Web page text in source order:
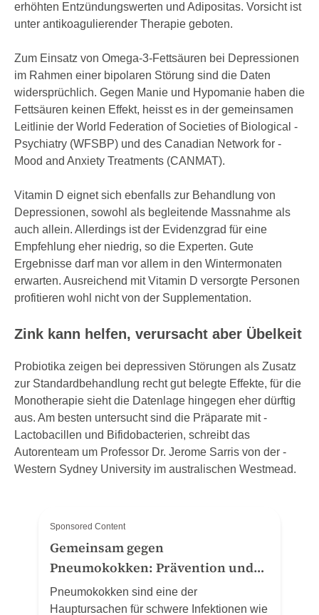
erhöhten Entzündungswerten und Adipositas. Vorsicht ist
unter antikoagulierender Therapie geboten.
Zum Einsatz von Omega-3-Fettsäuren bei Depressionen
im Rahmen einer bipolaren Störung sind die Daten
widersprüchlich. Gegen Manie und Hypomanie haben die
Fettsäuren keinen Effekt, heisst es in der gemeinsamen
Leitlinie der ­World ­Federation of ­Societies of ­Biological ­
Psychiatry (­WFSBP) und des ­Canadian ­Network for ­
Mood and ­Anxiety ­Treatments (­CANMAT).
Vitamin D eignet sich ebenfalls zur Behandlung von
Depressionen, sowohl als begleitende Massnahme als
auch allein. Allerdings ist der Evidenzgrad für eine
Empfehlung eher niedrig, so die Experten. Gute
Ergebnisse darf man vor allem in den Wintermonaten
erwarten. Ausreichend mit Vitamin D versorgte Personen
profitieren wohl nicht von der ­Supplementation.
Zink kann helfen, verursacht aber Übelkeit
Probiotika zeigen bei depressiven Störungen als Zusatz
zur Standardbehandlung recht gut belegte Effekte, für die
Monotherapie sieht die Datenlage hingegen eher dürftig
aus. Am besten untersucht sind die Präparate mit ­
Lactobacillen und ­Bifidobacterien, schreibt das
Autorenteam um Professor Dr. ­Jerome ­Sarris von der ­
Western ­Sydney ­University im australischen ­Westmead.
Sponsored Content
Gemeinsam gegen
Pneumokokken: Prävention und
Schutz zum Welt-Pneumonie-Tag
(12.11.24)
Pneumokokken sind eine der
Hauptursachen für schwere Infektionen wie